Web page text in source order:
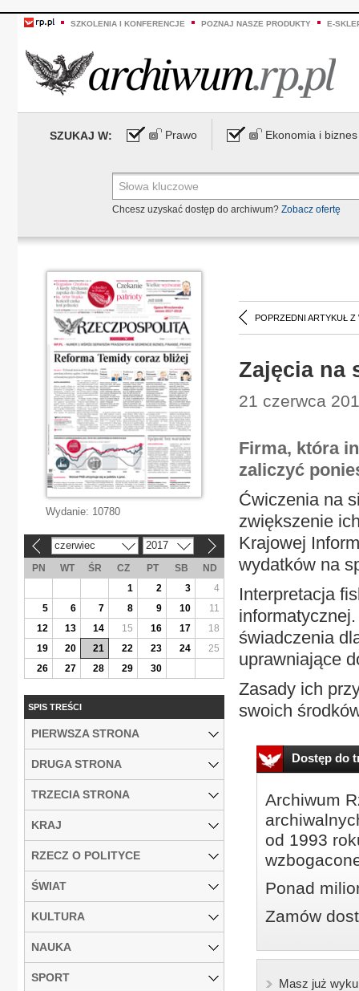
SZKOLENIA I KONFERENCJE POZNAJ NASZE PRODUKTY E-
SZUKAJ W: Prawo Ekonomia i biznes
Chcesz uzyskać dostęp do archiwum? Zobacz ofertę
POPRZEDNI ARTYKUŁ Z
Zajęcia na
21 czerwca
Firma, która
zaliczyć
Ćwiczenia na
zwiększenie
Krajowej
wydatków na
Interpretacja
świadczenia
uprawniające
Zasady ich
swoich
Dostęp do
Archiwum
od 1993
Ponad
Zamów
Masz już
Wydanie: 10780
czerwiec 2017
PN WT ŚR CZ PT SB
ND
1
2 3
4
5
6 7 8 9 10
11
12
13 14 15 16 17
18
19
20 21 22 23 24
25
26
27 28 29 30
SPIS TREŚCI
PIERWSZA STRONA
DRUGA STRONA
TRZECIA STRONA
KRAJ
RZECZ O POLITYCE
ŚWIAT
KULTURA
NAUKA
SPORT